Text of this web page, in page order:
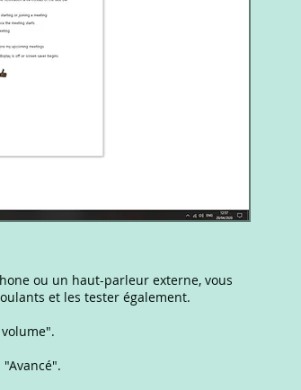
ou un haut-parleur externe, vous
et les tester également.